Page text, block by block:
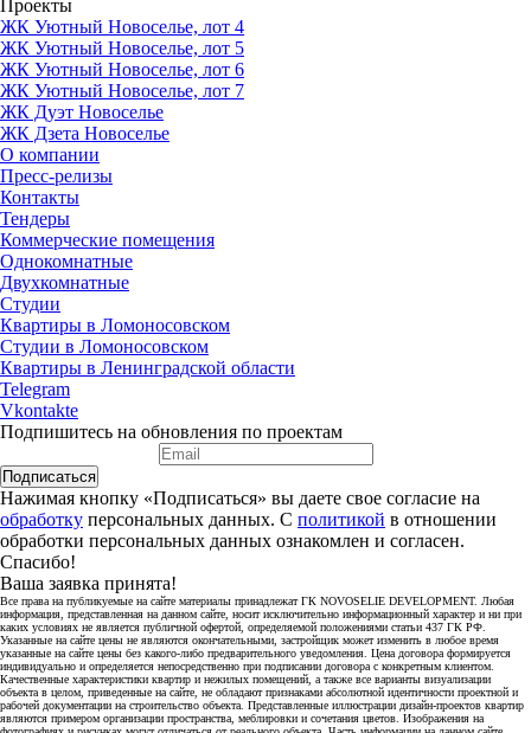
Проекты
ЖК Уютный Новоселье, лот 4
ЖК Уютный Новоселье, лот 5
ЖК Уютный Новоселье, лот 6
ЖК Уютный Новоселье, лот 7
ЖК Дуэт Новоселье
ЖК Дзета Новоселье
О компании
Пресс-релизы
Контакты
Тендеры
Коммерческие помещения
Однокомнатные
Двухкомнатные
Студии
Квартиры в Ломоносовском
Студии в Ломоносовском
Квартиры в Ленинградской области
Telegram
Vkontakte
Подпишитесь на обновления по проектам
Подписаться
Нажимая кнопку «Подписаться» вы даете свое согласие на
обработку персональных данных. С политикой в отношении
обработки персональных данных ознакомлен и согласен.
Спасибо!
Ваша заявка принята!
Все права на публикуемые на сайте материалы принадлежат ГК NOVOSELIE DEVELOPMENT. Любая
информация, представленная на данном сайте, носит исключительно информационный характер и ни при
каких условиях не является публичной офертой, определяемой положениями статьи 437 ГК РФ.
Указанные на сайте цены не являются окончательными, застройщик может изменить в любое время
указанные на сайте цены без какого-либо предварительного уведомления. Цена договора формируется
индивидуально и определяется непосредственно при подписании договора с конкретным клиентом.
Качественные характеристики квартир и нежилых помещений, а также все варианты визуализации
объекта в целом, приведенные на сайте, не обладают признаками абсолютной идентичности проектной и
рабочей документации на строительство объекта. Представленные иллюстрации дизайн-проектов квартир
являются примером организации пространства, меблировки и сочетания цветов. Изображения на